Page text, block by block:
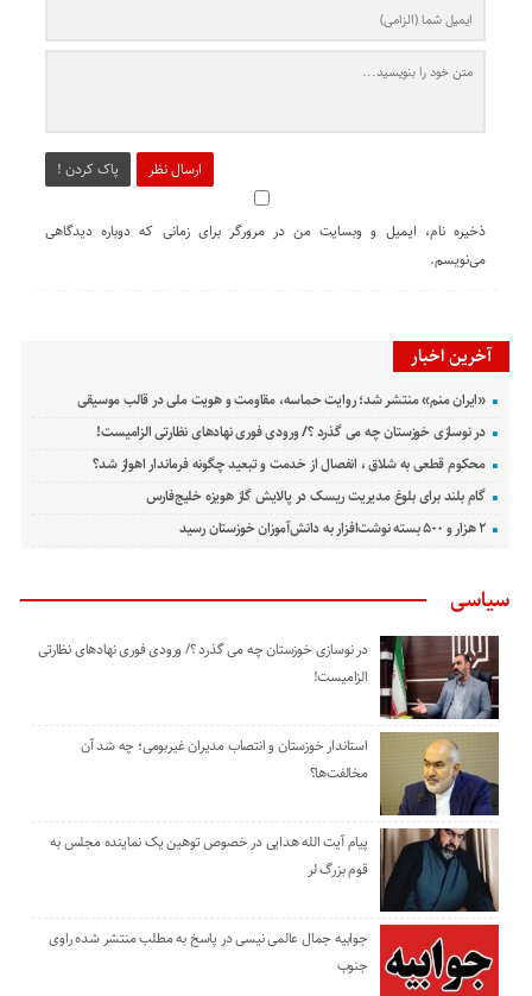
ارسال نظر پاک کردن !
ذخیره نام، ایمیل و وبسایت من در مرورگر برای زمانی که دوباره دیدگاهی
می‌نویسم.
آخرین اخبار
«ایران منم» منتشر شد؛ روایت حماسه، مقاومت و هویت ملی در قالب موسیقی
در نوسازی خوزستان چه می گذرد ؟/ ورودی فوری نهادهای نظارتی الزامیست!
محکوم قطعی به شلاق ، انفصال از خدمت و تبعید چگونه فرماندار اهواز شد؟
گام بلند برای بلوغ مدیریت ریسک در پالایش گاز هویزه خلیج‌فارس
۲ هزار و ۵۰۰ بسته نوشت‌افزار به دانش‌آموزان خوزستان رسید
سیاسی
در نوسازی خوزستان چه می گذرد ؟/ ورودی فوری نهادهای نظارتی
الزامیست!
استاندار خوزستان و انتصاب مدیران غیربومی؛ چه شد آن
مخالفت‌ها؟
پیام آیت الله هدایی در خصوص توهین یک نماینده مجلس به
قوم بزرگ لر
جوابیه جمال عالمی نیسی در پاسخ به مطلب منتشر شده راوی
جنوب